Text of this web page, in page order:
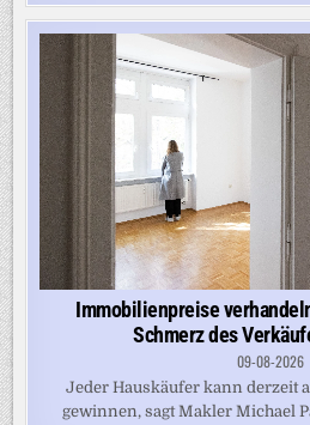
Immobilienpreise
Schmerz des
09-08-2026
Jeder Hauskäufer kann derzeit
gewinnen, sagt Makler Michael